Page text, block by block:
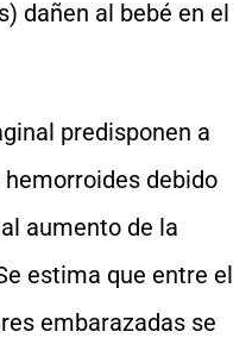
dañen al bebé en el
predisponen a
debido
aumento de la
estima que entre el
embarazadas se